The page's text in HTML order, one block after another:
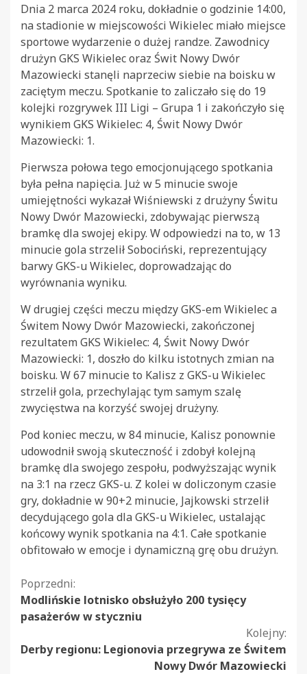
Dnia 2 marca 2024 roku, dokładnie o godzinie 14:00,
na stadionie w miejscowości Wikielec miało miejsce
sportowe wydarzenie o dużej randze. Zawodnicy
drużyn GKS Wikielec oraz Świt Nowy Dwór
Mazowiecki stanęli naprzeciw siebie na boisku w
zaciętym meczu. Spotkanie to zaliczało się do 19
kolejki rozgrywek III Ligi – Grupa 1 i zakończyło się
wynikiem GKS Wikielec: 4, Świt Nowy Dwór
Mazowiecki: 1.
Pierwsza połowa tego emocjonującego spotkania
była pełna napięcia. Już w 5 minucie swoje
umiejętności wykazał Wiśniewski z drużyny Świtu
Nowy Dwór Mazowiecki, zdobywając pierwszą
bramkę dla swojej ekipy. W odpowiedzi na to, w 13
minucie gola strzelił Sobociński, reprezentujący
barwy GKS-u Wikielec, doprowadzając do
wyrównania wyniku.
W drugiej części meczu między GKS-em Wikielec a
Świtem Nowy Dwór Mazowiecki, zakończonej
rezultatem GKS Wikielec: 4, Świt Nowy Dwór
Mazowiecki: 1, doszło do kilku istotnych zmian na
boisku. W 67 minucie to Kalisz z GKS-u Wikielec
strzelił gola, przechylając tym samym szalę
zwycięstwa na korzyść swojej drużyny.
Pod koniec meczu, w 84 minucie, Kalisz ponownie
udowodnił swoją skuteczność i zdobył kolejną
bramkę dla swojego zespołu, podwyższając wynik
na 3:1 na rzecz GKS-u. Z kolei w doliczonym czasie
gry, dokładnie w 90+2 minucie, Jajkowski strzelił
decydującego gola dla GKS-u Wikielec, ustalając
końcowy wynik spotkania na 4:1. Całe spotkanie
obfitowało w emocje i dynamiczną grę obu drużyn.
Kontynuuj
czytanie
Poprzedni:
Modlińskie lotnisko obsłużyło 200 tysięcy
pasażerów w styczniu
Kolejny:
Derby regionu: Legionovia przegrywa ze Świtem
Nowy Dwór Mazowiecki